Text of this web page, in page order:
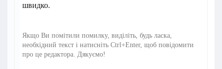
швидко.
Якщо Ви помітили помилку, виділіть, будь ласка,
необхідний текст і натисніть Ctrl+Enter, щоб повідомити
про це редактора. Дякуємо!